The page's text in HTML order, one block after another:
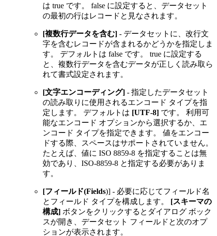
は true です。 false に設定すると、データセット
の最初の行はレコードと見なされます。
[複数行データを含む] - データセットに、改行文
字を含むレコードが含まれるかどうかを指定しま
す。 デフォルトは false です。 true に設定する
と、複数行データを含むデータが正しく読み取ら
れて書式設定されます。
[文字エンコーディング] - 指定したデータセット
の読み取りに使用されるエンコード タイプを指
定します。 デフォルトは [UTF-8] です。 利用可
能なエンコード オプションから選択するか、エ
ンコード タイプを指定できます。 値をエンコー
ドする際、スペースはサポートされていません。
たとえば、値に ISO 8859-8 を指定することは無
効であり、ISO-8859-8 と指定する必要がありま
す。
[フィールド(Fields)] - 必要に応じてフィールド名
とフィールド タイプを構成します。 [スキーマの
構成] ボタンをクリックするとダイアログ ボック
スが開き、データセット フィールドと次のオプ
ションが表示されます。